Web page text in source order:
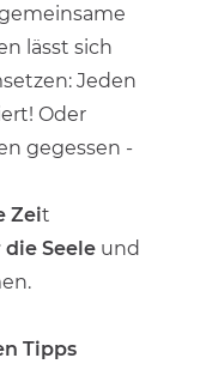
lässt sich
Jeden
Oder
gegessen -
Zeit
Seele und
Tipps